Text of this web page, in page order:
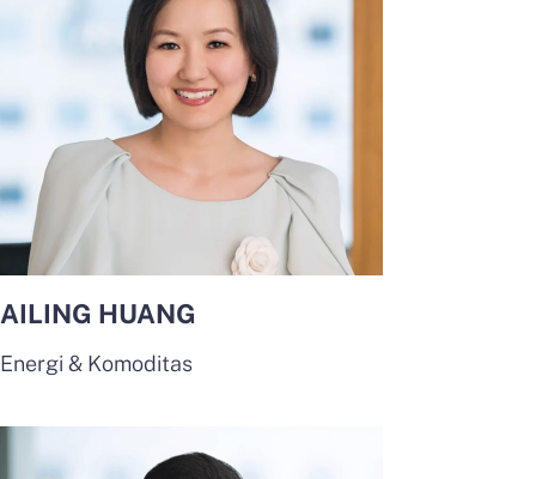
AILING HUANG
Energi & Komoditas